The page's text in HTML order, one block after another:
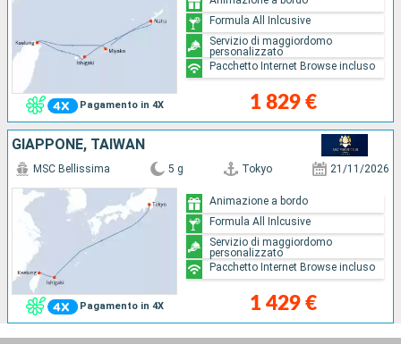
Pagamento in 4X 1 829 €
Formula All Inlcusive
Servizio di maggiordomo
personalizzato
Pacchetto Internet Browse incluso
GIAPPONE, TAIWAN
Pagamento in 4X
MSC Bellissima 5 g Tokyo 21/11/2026
1 429 €
Animazione a bordo
Formula All Inlcusive
Servizio di maggiordomo
personalizzato
Pacchetto Internet Browse incluso